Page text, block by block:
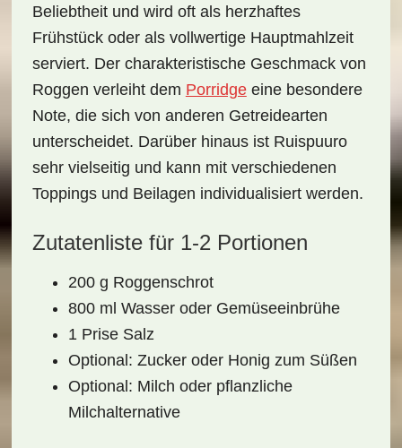
Beliebtheit und wird oft als herzhaftes
Frühstück oder als vollwertige Hauptmahlzeit
serviert. Der charakteristische Geschmack von
Roggen verleiht dem Porridgeeine besondere
Note, die sich von anderen Getreidearten
unterscheidet. Darüber hinaus ist Ruispuuro
sehr vielseitig und kann mit verschiedenen
Toppings und Beilagen individualisiert werden.
Zutatenliste für 1-2 Portionen
200 g Roggenschrot
800 ml Wasseroder Gemüseeinbrühe
1 Prise Salz
Optional: Zuckeroder Honig zum Süßen
Optional: Milch oder pflanzliche
Milchalternative